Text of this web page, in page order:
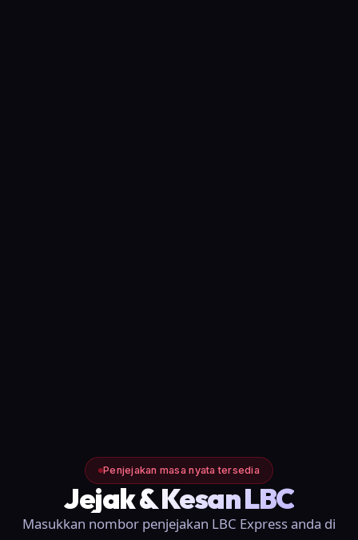
Penjejakan masa nyata tersedia
Jejak & Kesan LBC
Masukkan nombor penjejakan LBC Express anda di